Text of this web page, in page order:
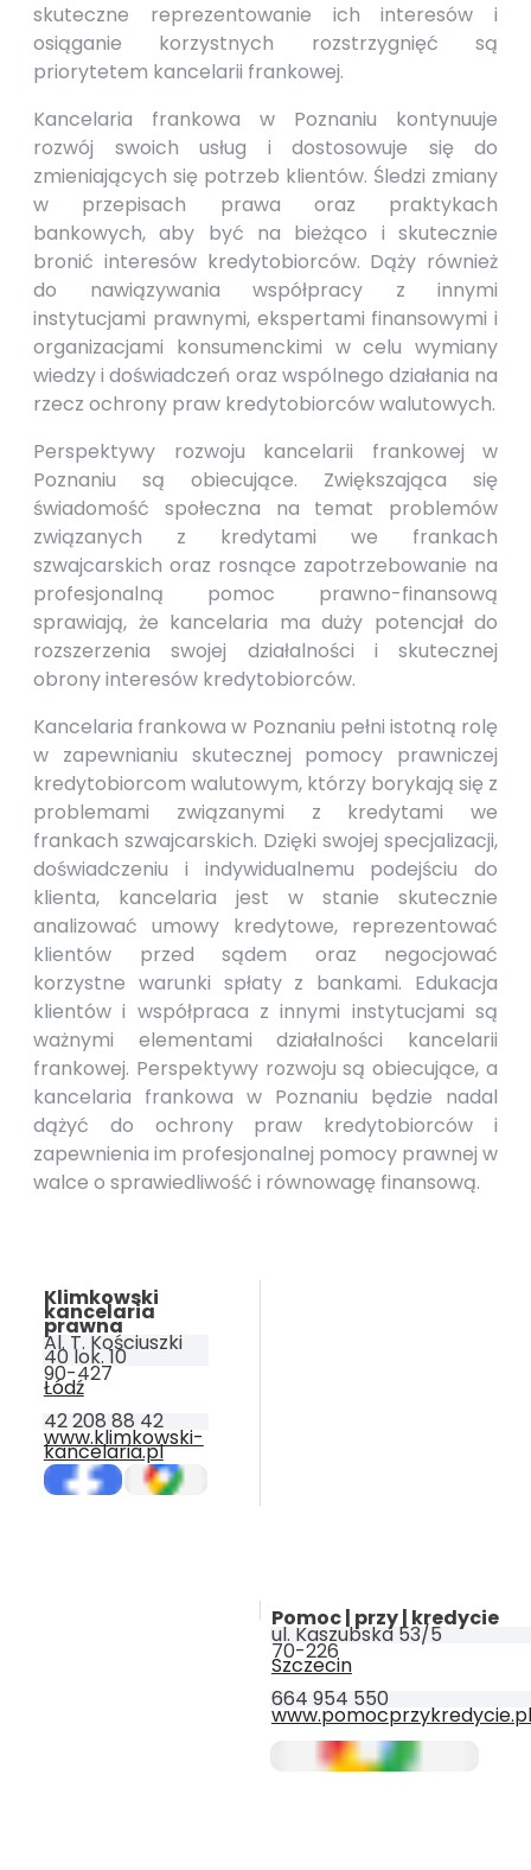
skuteczne reprezentowanie ich interesów i
osiąganie korzystnych rozstrzygnięć są
priorytetem kancelarii frankowej.
Kancelaria frankowa w Poznaniu kontynuuje
rozwój swoich usług i dostosowuje się do
zmieniających się potrzeb klientów. Śledzi zmiany
w przepisach prawa oraz praktykach
bankowych, aby być na bieżąco i skutecznie
bronić interesów kredytobiorców. Dąży również
do nawiązywania współpracy z innymi
instytucjami prawnymi, ekspertami finansowymi i
organizacjami konsumenckimi w celu wymiany
wiedzy i doświadczeń oraz wspólnego działania na
rzecz ochrony praw kredytobiorców walutowych.
Perspektywy rozwoju kancelarii frankowej w
Poznaniu są obiecujące. Zwiększająca się
świadomość społeczna na temat problemów
związanych z kredytami we frankach
szwajcarskich oraz rosnące zapotrzebowanie na
profesjonalną pomoc prawno-finansową
sprawiają, że kancelaria ma duży potencjał do
rozszerzenia swojej działalności i skutecznej
obrony interesów kredytobiorców.
Kancelaria frankowa w Poznaniu pełni istotną rolę
w zapewnianiu skutecznej pomocy prawniczej
kredytobiorcom walutowym, którzy borykają się z
problemami związanymi z kredytami we
frankach szwajcarskich. Dzięki swojej specjalizacji,
doświadczeniu i indywidualnemu podejściu do
klienta, kancelaria jest w stanie skutecznie
analizować umowy kredytowe, reprezentować
klientów przed sądem oraz negocjować
korzystne warunki spłaty z bankami. Edukacja
klientów i współpraca z innymi instytucjami są
ważnymi elementami działalności kancelarii
frankowej. Perspektywy rozwoju są obiecujące, a
kancelaria frankowa w Poznaniu będzie nadal
dążyć do ochrony praw kredytobiorców i
zapewnienia im profesjonalnej pomocy prawnej w
walce o sprawiedliwość i równowagę finansową.
Klimkowski
kancelaria
prawna
Al. T. Kościuszki
40 lok. 10
90-427
Łódź
42 208 88 42
www.klimkowski-
kancelaria.pl
Pomoc | przy | kredycie
ul. Kaszubska 53/5
70-226
Szczecin
664 954 550
www.pomocprzykredycie.pl